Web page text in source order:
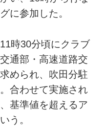
に参加した。
時30分頃にクラブ
通部・高速道路交
められ、吹田分駐
合わせて実施され
基準値を超えるア
う。